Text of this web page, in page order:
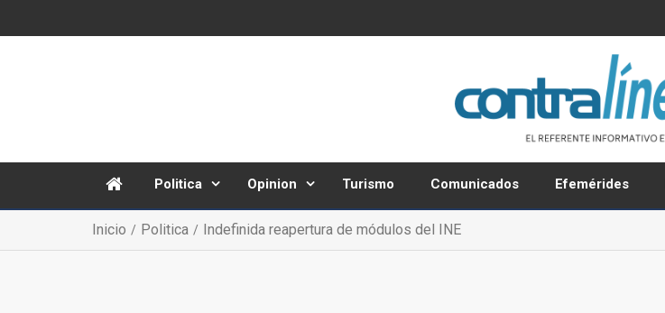
Politica Opinion Turismo Comunicados Efemérides
Inicio Politica Indefinida reapertura de módulos del INE